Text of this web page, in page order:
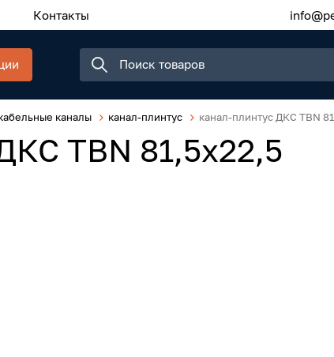
Контакты
каналы канал-плинтус канал-плинтус ДКС TBN
TBN 81,5x22,5